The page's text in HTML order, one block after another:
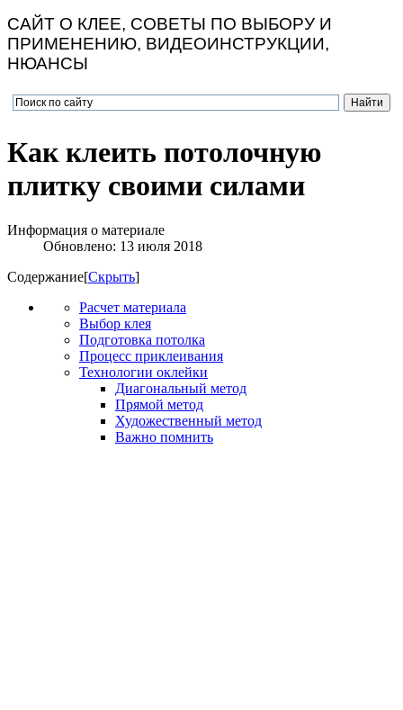
САЙТ О КЛЕЕ, СОВЕТЫ ПО ВЫБОРУ И
ПРИМЕНЕНИЮ, ВИДЕОИНСТРУКЦИИ,
НЮАНСЫ
Как клеить потолочную
плитку своими силами
Информация о материале
Обновлено: 13 июля 2018
Содержание[Скрыть]
Расчет материала
Выбор клея
Подготовка потолка
Процесс приклеивания
Технологии оклейки
Диагональный метод
Прямой метод
Художественный метод
Важно помнить